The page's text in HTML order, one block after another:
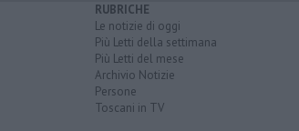
RUBRICHE
Le notizie di oggi
Più Letti della settimana
Più Letti del mese
Archivio Notizie
Persone
Toscani in TV